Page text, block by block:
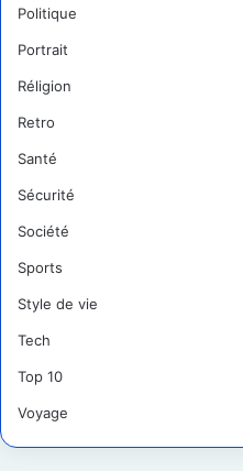
Politique
Portrait
Réligion
Retro
Santé
Sécurité
Société
Sports
Style de vie
Tech
Top 10
Voyage